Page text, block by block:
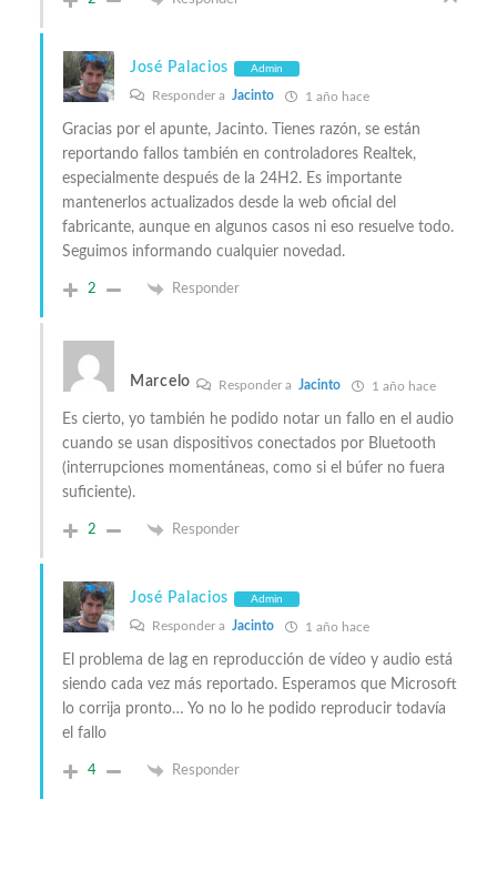
José Palacios Admin
Responder a Jacinto 1 año hace
Gracias por el apunte, Jacinto. Tienes razón, se están
reportando fallos también en controladores Realtek,
especialmente después de la 24H2. Es importante
mantenerlos actualizados desde la web oficial del
fabricante, aunque en algunos casos ni eso resuelve todo.
Seguimos informando cualquier novedad.
2 Responder
Marcelo Responder a Jacinto 1 año hace
Es cierto, yo también he podido notar un fallo en el audio
cuando se usan dispositivos conectados por Bluetooth
(interrupciones momentáneas, como si el búfer no fuera
suficiente).
2 Responder
José Palacios Admin
Responder a Jacinto 1 año hace
El problema de lag en reproducción de vídeo y audio está
siendo cada vez más reportado. Esperamos que Microsoft
lo corrija pronto… Yo no lo he podido reproducir todavía
el fallo
4 Responder